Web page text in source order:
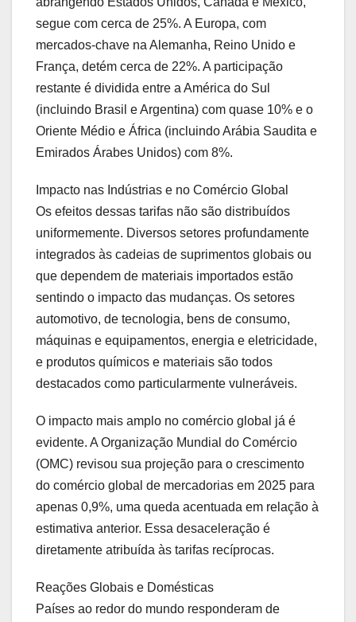
segue com cerca de 25%. A Europa, com
mercados-chave na Alemanha, Reino Unido e
França, detém cerca de 22%. A participação
restante é dividida entre a América do Sul
(incluindo Brasil e Argentina) com quase 10% e o
Oriente Médio e África (incluindo Arábia Saudita e
Emirados Árabes Unidos) com 8%.
Impacto nas Indústrias e no Comércio Global
Os efeitos dessas tarifas não são distribuídos
uniformemente. Diversos setores profundamente
integrados às cadeias de suprimentos globais ou
que dependem de materiais importados estão
sentindo o impacto das mudanças. Os setores
automotivo, de tecnologia, bens de consumo,
máquinas e equipamentos, energia e eletricidade,
e produtos químicos e materiais são todos
destacados como particularmente vulneráveis.
O impacto mais amplo no comércio global já é
evidente. A Organização Mundial do Comércio
(OMC) revisou sua projeção para o crescimento
do comércio global de mercadorias em 2025 para
apenas 0,9%, uma queda acentuada em relação à
estimativa anterior. Essa desaceleração é
diretamente atribuída às tarifas recíprocas.
Reações Globais e Domésticas
Países ao redor do mundo responderam de